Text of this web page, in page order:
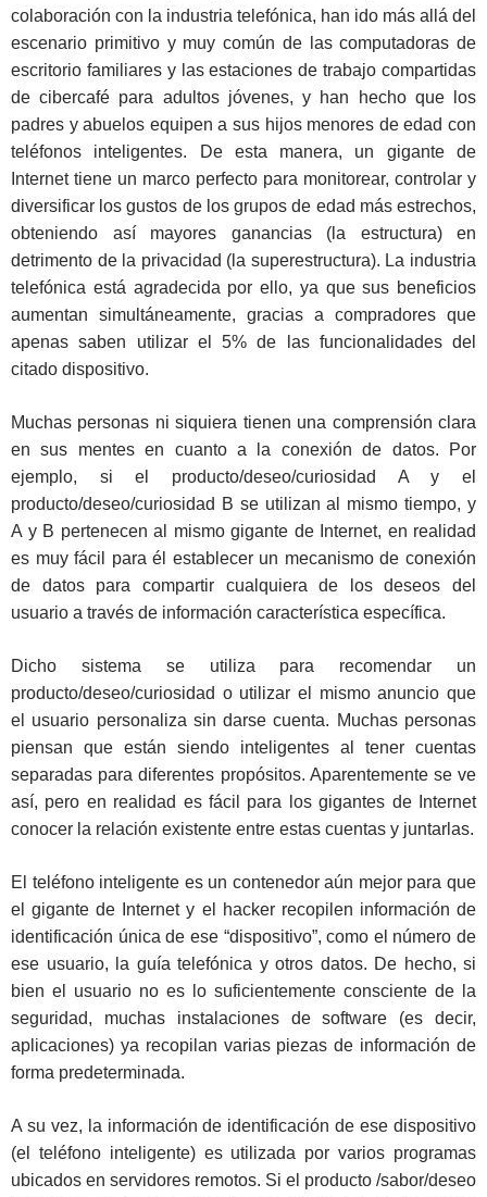
colaboración con la industria telefónica, han ido más allá del
escenario primitivo y muy común de las computadoras de
escritorio familiares y las estaciones de trabajo compartidas
de cibercafé para adultos jóvenes, y han hecho que los
padres y abuelos equipen a sus hijos menores de edad con
teléfonos inteligentes. De esta manera, un gigante de
Internet tiene un marco perfecto para monitorear, controlar y
diversificar los gustos de los grupos de edad más estrechos,
obteniendo así mayores ganancias (la estructura) en
detrimento de la privacidad (la superestructura). La industria
telefónica está agradecida por ello, ya que sus beneficios
aumentan simultáneamente, gracias a compradores que
apenas saben utilizar el 5% de las funcionalidades del
citado dispositivo.
Muchas personas ni siquiera tienen una comprensión clara
en sus mentes en cuanto a la conexión de datos. Por
ejemplo, si el producto/deseo/curiosidad A y el
producto/deseo/curiosidad B se utilizan al mismo tiempo, y
A y B pertenecen al mismo gigante de Internet, en realidad
es muy fácil para él establecer un mecanismo de conexión
de datos para compartir cualquiera de los deseos del
usuario a través de información característica específica.
Dicho sistema se utiliza para recomendar un
producto/deseo/curiosidad o utilizar el mismo anuncio que
el usuario personaliza sin darse cuenta. Muchas personas
piensan que están siendo inteligentes al tener cuentas
separadas para diferentes propósitos. Aparentemente se ve
así, pero en realidad es fácil para los gigantes de Internet
conocer la relación existente entre estas cuentas y juntarlas.
El teléfono inteligente es un contenedor aún mejor para que
el gigante de Internet y el hacker recopilen información de
identificación única de ese “dispositivo”, como el número de
ese usuario, la guía telefónica y otros datos. De hecho, si
bien el usuario no es lo suficientemente consciente de la
seguridad, muchas instalaciones de software (es decir,
aplicaciones) ya recopilan varias piezas de información de
forma predeterminada.
A su vez, la información de identificación de ese dispositivo
(el teléfono inteligente) es utilizada por varios programas
ubicados en servidores remotos. Si el producto /sabor/deseo